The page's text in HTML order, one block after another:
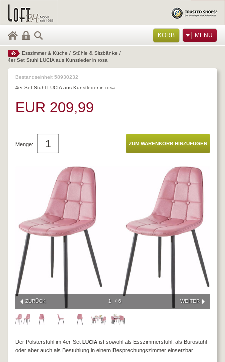
KORB MENÜ
Esszimmer & Küche / Stühle & Sitzbänke /
4er Set Stuhl LUCIA aus Kunstleder in rosa
Bestandseinheit 58930232
4er Set Stuhl LUCIA aus Kunstleder in rosa
EUR 209,99
Menge:
ZURÜCK WEITER
1 6
Der Polsterstuhl im 4er-Set LUCIA ist sowohl als Esszimmerstuhl, als Bürostuhl
oder aber auch als Bestuhlung in einem Besprechungszimmer einsetzbar.